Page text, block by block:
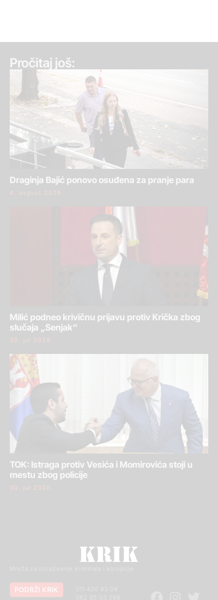
Pročitaj još:
Draginja Bajić ponovo osuđena za pranje para
4. avgust 2026.
Milić podneo krivičnu prijavu protiv Krička zbog
slučaja „Senjak“
30. jul 2026.
TOK: Istraga protiv Vesića i Momirovića stoji u
mestu zbog policije
30. jul 2026.
Mreža za istraživanje kriminala i korupcije
011 420 43 04
PODRŽI KRIK